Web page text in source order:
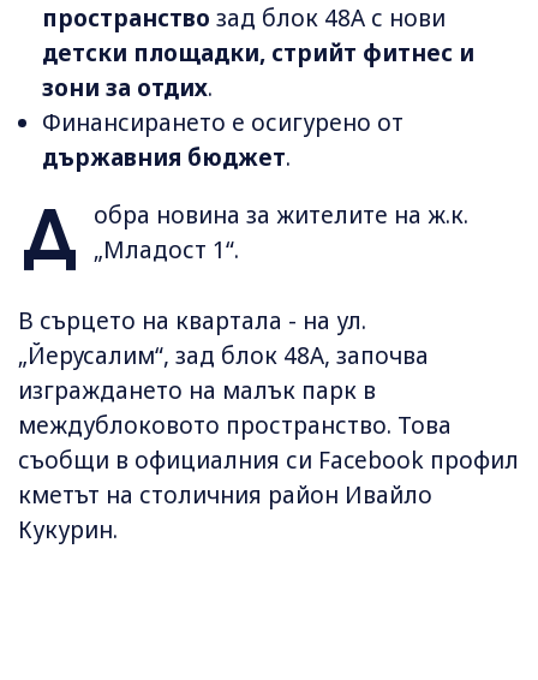
пространство зад блок 48А с нови
детски площадки, стрийт фитнес и
зони за отдих.
Финансирането е осигурено от
държавния бюджет.
Д
обра новина за жителите на ж.к.
„Младост 1“.
В сърцето на квартала - на ул.
„Йерусалим“, зад блок 48А, започва
изграждането на малък парк в
междублоковото пространство. Това
съобщи в официалния си Facebook профил
кметът на столичния район Ивайло
Кукурин.